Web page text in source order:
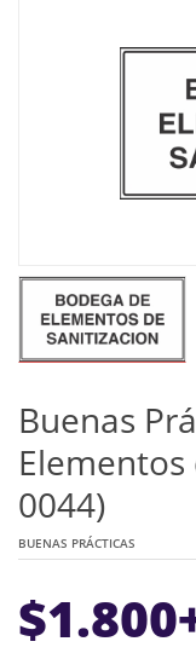
Buenas
Elementos
0044)
BUENAS PRÁCTICAS
$1.800